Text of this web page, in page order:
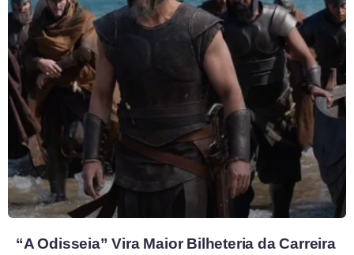
“A Odisseia” Vira Maior Bilheteria da Carreira